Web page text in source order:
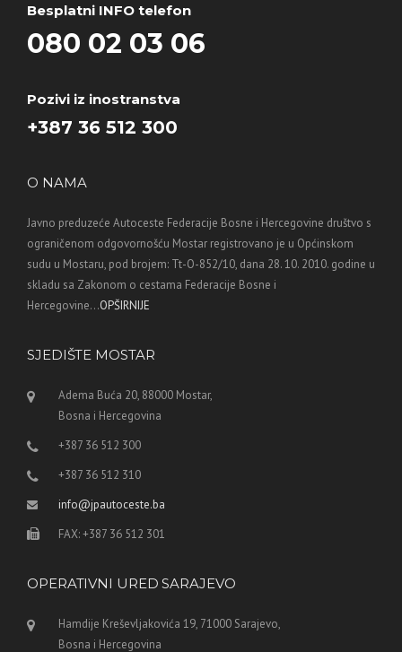
Besplatni INFO telefon
080 02 03 06
Pozivi iz inostranstva
+387 36 512 300
O NAMA
Javno preduzeće Autoceste Federacije Bosne i Hercegovine društvo s
ograničenom odgovornošću Mostar registrovano je u Općinskom
sudu u Mostaru, pod brojem: Tt-O-852/10, dana 28. 10. 2010. godine u
skladu sa Zakonom o cestama Federacije Bosne i
Hercegovine...OPŠIRNIJE
SJEDIŠTE MOSTAR
Adema Buća 20, 88000 Mostar,
Bosna i Hercegovina
+387 36 512 300
+387 36 512 310
info@jpautoceste.ba
FAX: +387 36 512 301
OPERATIVNI URED SARAJEVO
Hamdije Kreševljakovića 19, 71000 Sarajevo,
Bosna i Hercegovina